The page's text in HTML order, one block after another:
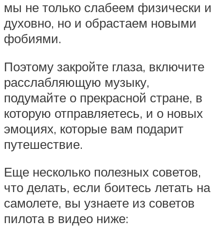
мы не только слабеем физически и
духовно, но и обрастаем новыми
фобиями.
Поэтому закройте глаза, включите
расслабляющую музыку,
подумайте о прекрасной стране, в
которую отправляетесь, и о новых
эмоциях, которые вам подарит
путешествие.
Еще несколько полезных советов,
что делать, если боитесь летать на
самолете, вы узнаете из советов
пилота в видео ниже: